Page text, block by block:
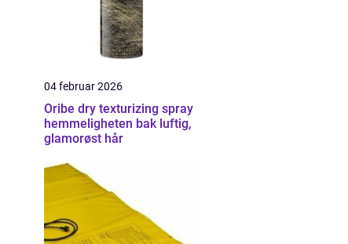
04 februar 2026
Oribe dry texturizing spray
hemmeligheten bak luftig,
glamorøst hår